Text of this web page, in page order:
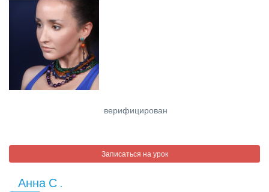
верифицирован
Записаться на урок
Анна С .